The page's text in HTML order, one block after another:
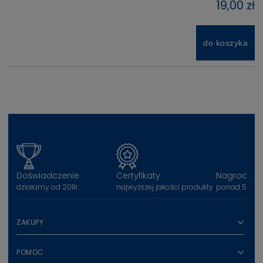
19,00 zł
do koszyka
Doświadczenie
działamy od 2011r.
Certyfikaty
najwyższej jakości produkty
Nagrody
ponad 50
ZAKUPY
POMOC